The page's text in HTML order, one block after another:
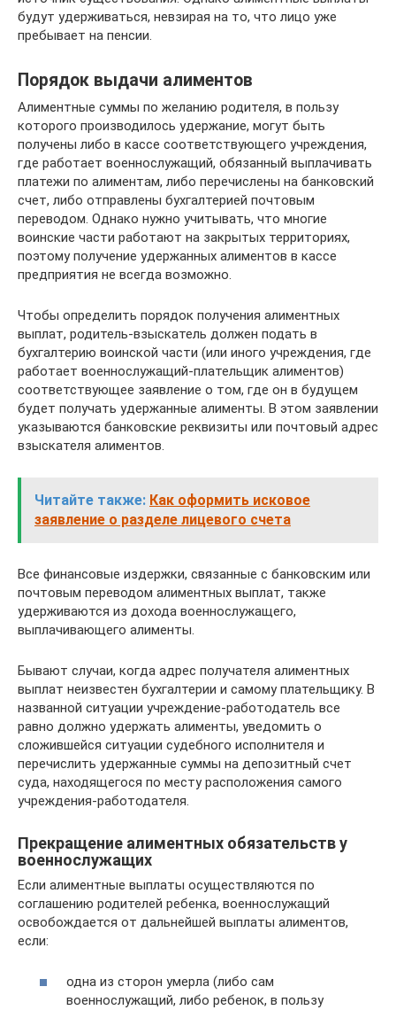
будут удерживаться, невзирая на то, что лицо уже
пребывает на пенсии.
Порядок выдачи алиментов
Алиментные суммы по желанию родителя, в пользу
которого производилось удержание, могут быть
получены либо в кассе соответствующего учреждения,
где работает военнослужащий, обязанный выплачивать
платежи по алиментам, либо перечислены на банковский
счет, либо отправлены бухгалтерией почтовым
переводом. Однако нужно учитывать, что многие
воинские части работают на закрытых территориях,
поэтому получение удержанных алиментов в кассе
предприятия не всегда возможно.
Чтобы определить порядок получения алиментных
выплат, родитель-взыскатель должен подать в
бухгалтерию воинской части (или иного учреждения, где
работает военнослужащий-плательщик алиментов)
соответствующее заявление о том, где он в будущем
будет получать удержанные алименты. В этом заявлении
указываются банковские реквизиты или почтовый адрес
взыскателя алиментов.
Читайте также: Как оформить исковое
заявление о разделе лицевого счета
Все финансовые издержки, связанные с банковским или
почтовым переводом алиментных выплат, также
удерживаются из дохода военнослужащего,
выплачивающего алименты.
Бывают случаи, когда адрес получателя алиментных
выплат неизвестен бухгалтерии и самому плательщику. В
названной ситуации учреждение-работодатель все
равно должно удержать алименты, уведомить о
сложившейся ситуации судебного исполнителя и
перечислить удержанные суммы на депозитный счет
суда, находящегося по месту расположения самого
учреждения-работодателя.
Прекращение алиментных обязательств у
военнослужащих
Если алиментные выплаты осуществляются по
соглашению родителей ребенка, военнослужащий
освобождается от дальнейшей выплаты алиментов,
если:
одна из сторон умерла (либо сам
военнослужащий, либо ребенок, в пользу